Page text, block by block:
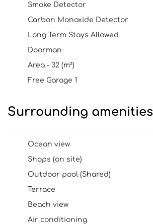
Smoke Detector
Carbon Monoxide Detector
Long Term Stays Allowed
Doorman
Area - 32 (m²)
Free Garage 1
Surrounding amenities
Ocean view
Shops (on site)
Outdoor pool (Shared)
Terrace
Beach view
Air conditioning